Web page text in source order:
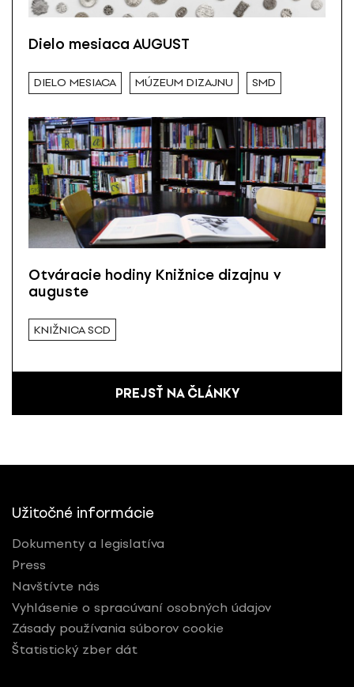
Dielo mesiaca AUGUST
DIELO MESIACA MÚZEUM DIZAJNU SMD
Otváracie hodiny Knižnice dizajnu v
auguste
KNIŽNICA SCD
PREJSŤ NA ČLÁNKY
Užitočné informácie
Dokumenty a legislatíva
Press
Navštívte nás
Vyhlásenie o spracúvaní osobných údajov
Zásady používania súborov cookie
Štatistický zber dát